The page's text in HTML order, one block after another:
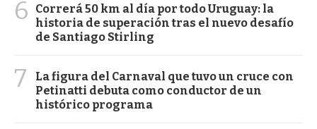
6
Correrá 50 km al día por todo Uruguay: la
historia de superación tras el nuevo desafío
de Santiago Stirling
7
La figura del Carnaval que tuvo un cruce con
Petinatti debuta como conductor de un
histórico programa